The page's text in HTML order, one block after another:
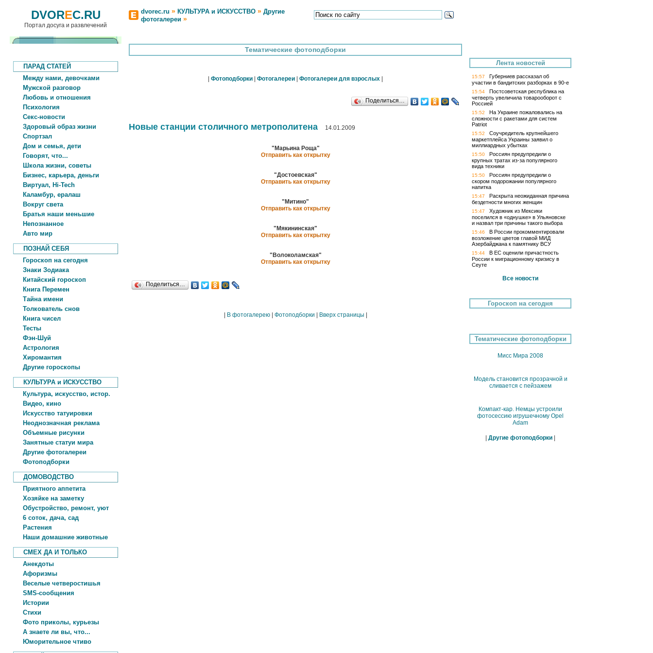
DVOREC.RU
Портал досуга и развлечений
dvorec.ru » КУЛЬТУРА и ИСКУССТВО » Другие
фотогалереи »
ПАРАД СТАТЕЙ
Между нами, девочками
Мужской разговор
Любовь и отношения
Психология
Секс-новости
Здоровый образ жизни
Спортзал
Дом и семья, дети
Говорят, что...
Школа жизни, советы
Бизнес, карьера, деньги
Виртуал, Hi-Tech
Каламбур, ералаш
Вокруг света
Братья наши меньшие
Непознанное
Авто мир
ПОЗНАЙ СЕБЯ
Гороскоп на сегодня
Знаки Зодиака
Китайский гороскоп
Книга Перемен
Тайна имени
Толкователь снов
Книга чисел
Тесты
Фэн-Шуй
Астрология
Хиромантия
Другие гороскопы
КУЛЬТУРА и ИСКУССТВО
Культура, искусство, истор.
Видео, кино
Искусство татуировки
Неоднозначная реклама
Объемные рисунки
Занятные статуи мира
Другие фотогалереи
Фотоподборки
ДОМОВОДСТВО
Приятного аппетита
Хозяйке на заметку
Обустройство, ремонт, уют
6 соток, дача, сад
Растения
Наши домашние животные
СМЕХ ДА И ТОЛЬКО
Анекдоты
Афоризмы
Веселые четверостишья
SMS-сообщения
Истории
Стихи
Фото приколы, курьезы
А знаете ли вы, что...
Юморительное чтиво
Тематические фотоподборки
Фотоподборки Фотогалереи Фотогалереи для взрослых
Поделиться…
Новые станции столичного метрополитена 14.01.2009
"Марьина Роща"
Отправить как открытку
"Достоевская"
Отправить как открытку
"Митино"
Отправить как открытку
"Мякининская"
Отправить как открытку
"Волоколамская"
Отправить как открытку
Поделиться…
В фотогалерею| Фотоподборки Вверх страницы
Лента новостей
15:57
Губерниев рассказал об
участии в бандитских разборках в 90-е
15:54
Постсоветская республика на
четверть увеличила товарооборот с
Россией
15:52
На Украине пожаловались на
сложности с ракетами для систем
Patriot
15:52
Соучредитель крупнейшего
маркетплейса Украины заявил о
миллиардных убытках
15:50
Россиян предупредили о
крупных тратах из-за популярного
вида техники
15:50
Россиян предупредили о
скором подорожании популярного
напитка
15:47
Раскрыта неожиданная причина
бездетности многих женщин
15:47
Художник из Мексики
поселился в «однушке» в Ульяновске
и назвал три причины такого выбора
15:46
В России прокомментировали
возложение цветов главой МИД
Азербайджана к памятнику ВСУ
15:44
В ЕС оценили причастность
России к миграционному кризису в
Сеуте
Все новости
Гороскоп на сегодня
Тематические фотоподборки
Мисс Мира 2008
Модель становится прозрачной и
сливается с пейзажем
Компакт-кар. Немцы устроили
фотосессию игрушечному Opel
Adam
Другие фотоподборки